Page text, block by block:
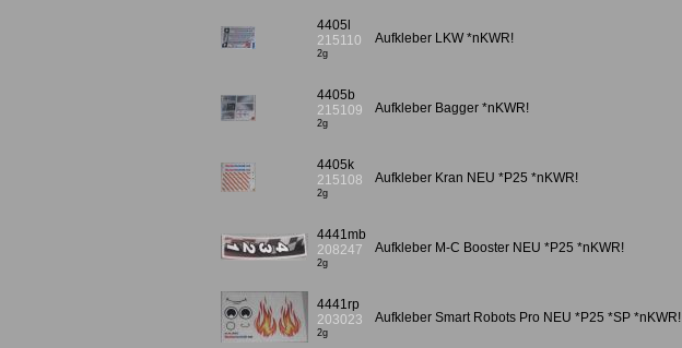
4405l
215110
2g
Aufkleber LKW *nKWR!
4405b
215109
2g
Aufkleber Bagger *nKWR!
4405k
215108
2g
Aufkleber Kran NEU *P25 *nKWR!
4441mb
208247
2g
Aufkleber M-C Booster NEU *P25 *nKWR!
4441rp
203023
2g
Aufkleber Smart Robots Pro NEU *P25 *SP *nKWR!